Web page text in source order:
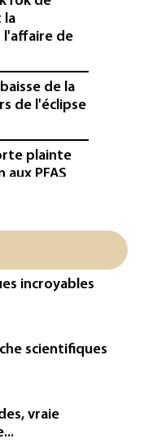
la
l'affaire de
de la
de l'éclipse
plainte
PFAS
juillet, la
la
incroyables
scientifiques
vraie